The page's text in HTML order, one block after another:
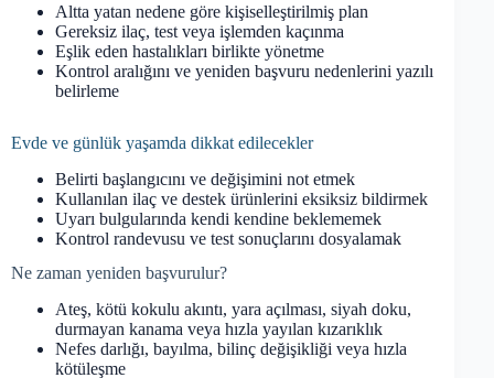
Altta yatan nedene göre kişiselleştirilmiş plan
Gereksiz ilaç, test veya işlemden kaçınma
Eşlik eden hastalıkları birlikte yönetme
Kontrol aralığını ve yeniden başvuru nedenlerini yazılı
belirleme
Evde ve günlük yaşamda dikkat edilecekler
Belirti başlangıcını ve değişimini not etmek
Kullanılan ilaç ve destek ürünlerini eksiksiz bildirmek
Uyarı bulgularında kendi kendine beklememek
Kontrol randevusu ve test sonuçlarını dosyalamak
Ne zaman yeniden başvurulur?
Ateş, kötü kokulu akıntı, yara açılması, siyah doku,
durmayan kanama veya hızla yayılan kızarıklık
Nefes darlığı, bayılma, bilinç değişikliği veya hızla
kötüleşme